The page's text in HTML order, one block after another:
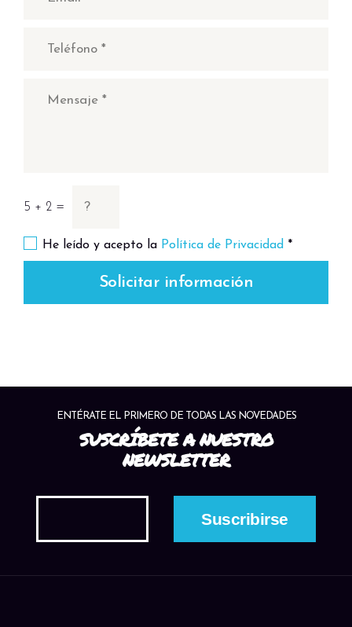
5 + 2 =
He leído y acepto la Política de Privacidad *
Solicitar información
ENTÉRATE EL PRIMERO DE TODAS LAS NOVEDADES
SUSCRÍBETE A NUESTRO
NEWSLETTER